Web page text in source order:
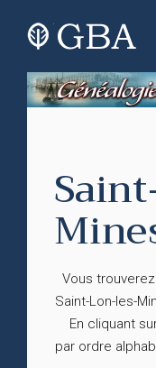
Vous
Saint-Lon-les-
En cliquant
par ordre